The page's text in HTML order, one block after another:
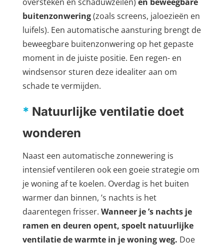
oversteken en schaduwzeilen) en beweegbare
buitenzonwering(zoals screens, jaloezieën en
luifels). Een automatische aansturing brengt de
beweegbare buitenzonwering op het gepaste
moment in de juiste positie. Een regen- en
windsensor sturen deze idealiter aan om
schade te vermijden.
* Natuurlijke ventilatie doet
wonderen
Naast een automatische zonnewering is
intensief ventileren ook een goeie strategie om
je woning af te koelen. Overdag is het buiten
warmer dan binnen, ’s nachts is het
daarentegen frisser. Wanneer je ’s nachts je
ramen en deuren opent, spoelt natuurlijke
ventilatie de warmte in je woning weg. Doe